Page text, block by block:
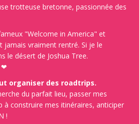
trotteuse bretonne, passionnée des
"Welcome in America" et
jamais vraiment rentré. Si je le
le désert de Joshua Tree.
❤
organiser des roadtrips.
du parfait lieu, passer mes
à construire mes itinéraires, anticiper
!